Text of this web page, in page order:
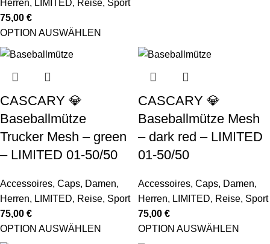
Herren, LIMITED, Reise, Sport
75,00 €
OPTION AUSWÄHLEN
CASCARY 💎
Baseballmütze
Trucker Mesh – green
– LIMITED 01-50/50
Accessoires, Caps, Damen,
Herren, LIMITED, Reise, Sport
75,00 €
OPTION AUSWÄHLEN
CASCARY 💎
Baseballmütze Mesh
– dark red – LIMITED
01-50/50
Accessoires, Caps, Damen,
Herren, LIMITED, Reise, Sport
75,00 €
OPTION AUSWÄHLEN